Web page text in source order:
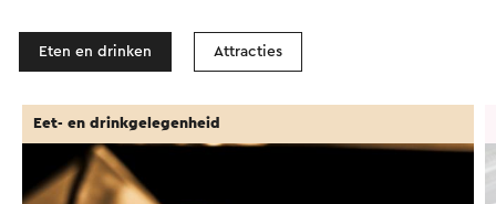
Eten en drinken Attracties
Eet- en drinkgelegenheid